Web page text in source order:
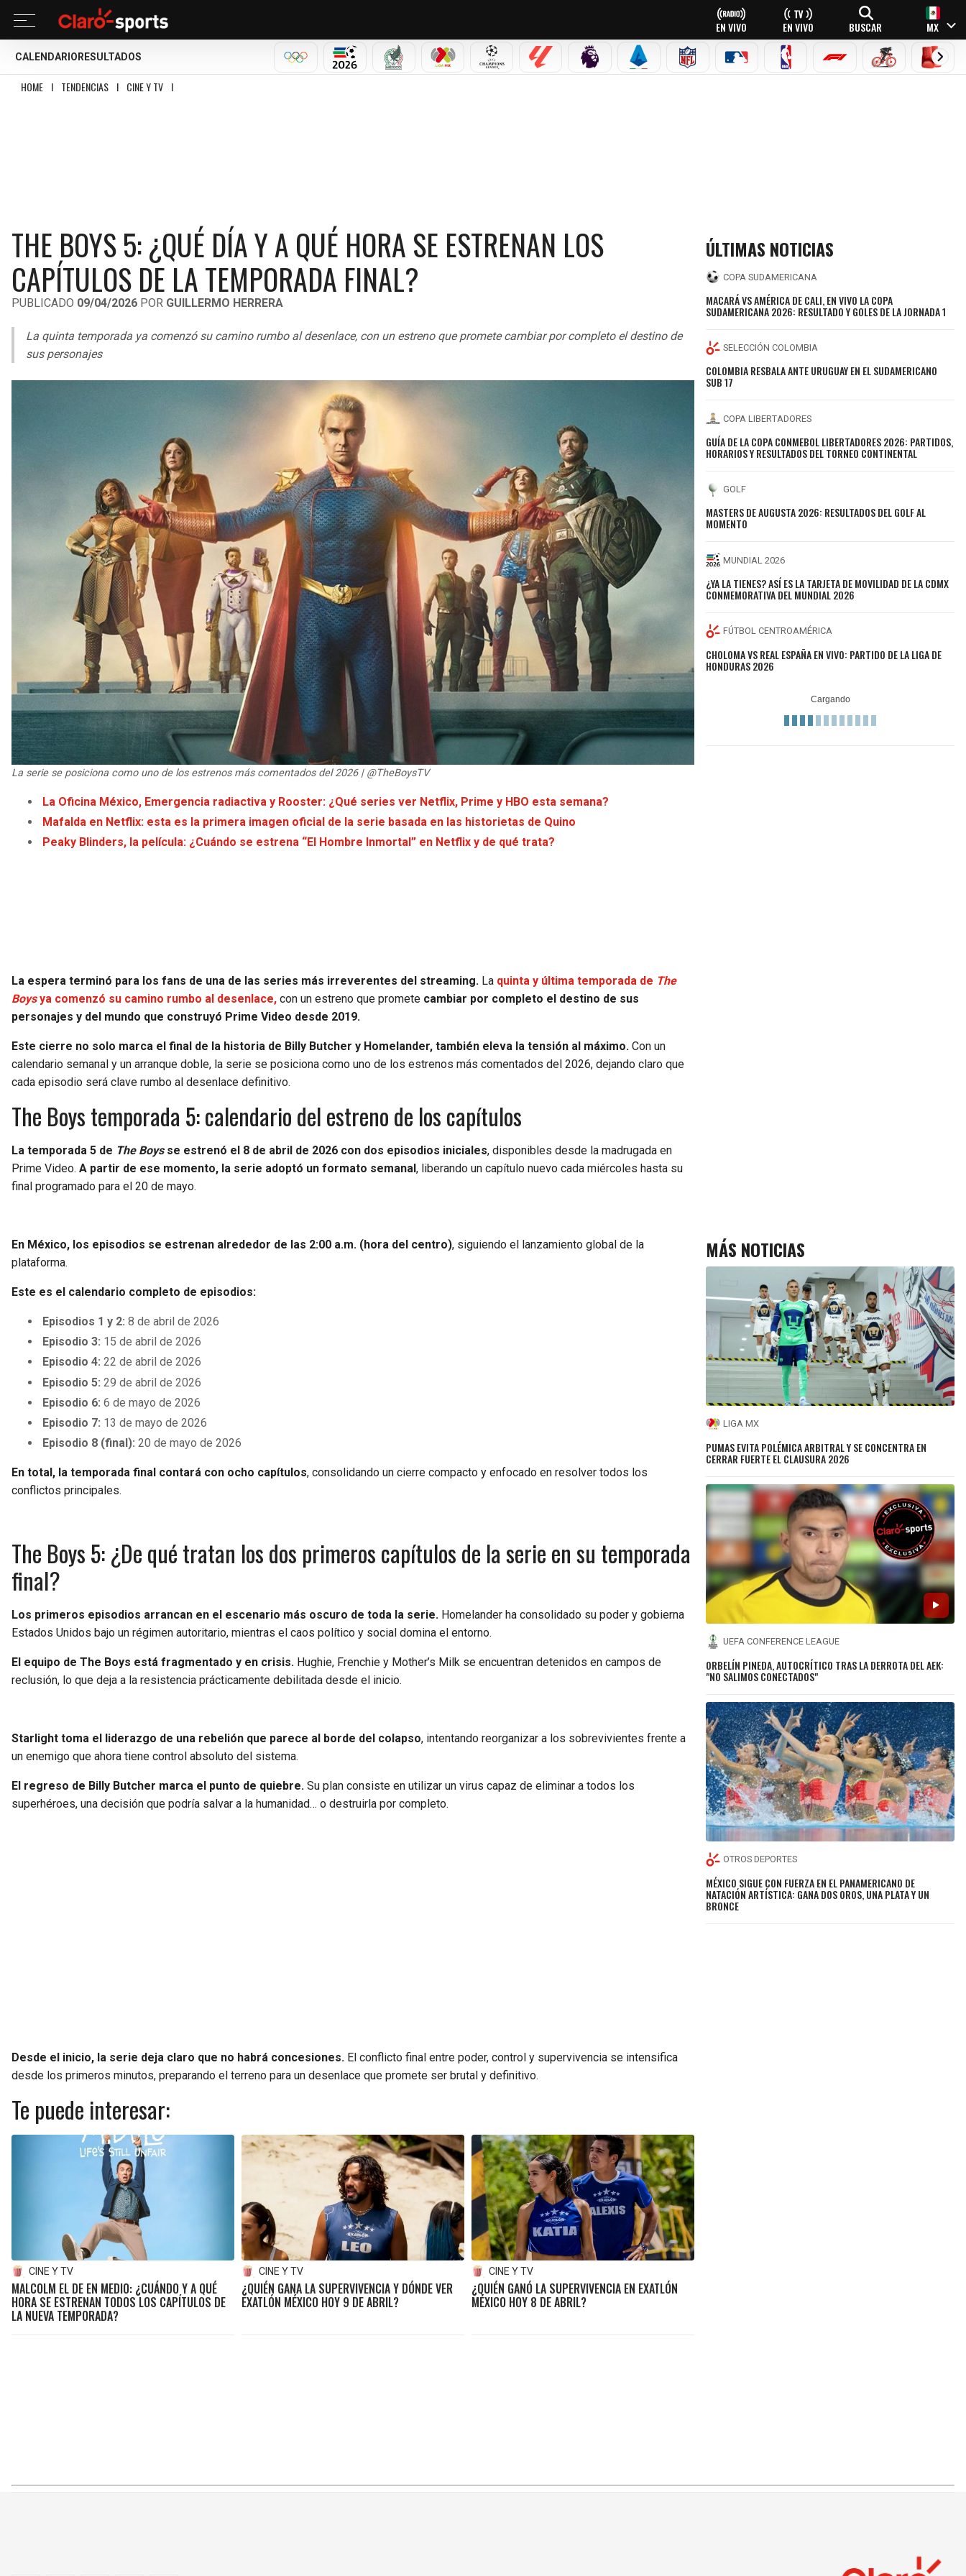
EN VIVO EN VIVO BUSCAR MX
CALENDARIO RESULTADOS
OLÍMPICOSMUNDIAL 2026SELECCIÓN MEXICANA
LIGA MX CHAMPIONS LEAGUE
LALIGA PREMIER LEAGUE
SERIE A NFL MLB NBA FÓRMULA 1CICLISMOBOXEO
HOME I TENDENCIAS I CINE Y TV I
THE BOYS 5: ¿QUÉ DÍA Y A QUÉ HORA SE ESTRENAN LOS
CAPÍTULOS DE LA TEMPORADA FINAL?
PUBLICADO 09/04/2026 POR GUILLERMO HERRERA
La quinta temporada ya comenzó su camino rumbo al desenlace, con un estreno que promete cambiar por completo el destino de
sus personajes
La serie se posiciona como uno de los estrenos más comentados del 2026 | @TheBoysTV
La Oficina México, Emergencia radiactiva y Rooster: ¿Qué series ver Netflix, Prime y HBO esta semana?
Mafalda en Netflix: esta es la primera imagen oficial de la serie basada en las historietas de Quino
Peaky Blinders, la película: ¿Cuándo se estrena “El Hombre Inmortal” en Netflix y de qué trata?
La espera terminó para los fans de una de las series más irreverentes del streaming. La quinta y última temporada de The
Boysya comenzó su camino rumbo al desenlace, con un estreno que promete cambiar por completo el destino de sus
personajes y del mundo que construyó Prime Video desde 2019.
Este cierre no solo marca el final de la historia de Billy Butcher y Homelander, también eleva la tensión al máximo. Con un
calendario semanal y un arranque doble, la serie se posiciona como uno de los estrenos más comentados del 2026, dejando claro que
cada episodio será clave rumbo al desenlace definitivo.
The Boys temporada 5: calendario del estreno de los capítulos
La temporada 5 de The Boysse estrenó el 8 de abril de 2026 con dos episodios iniciales, disponibles desde la madrugada en
Prime Video. A partir de ese momento, la serie adoptó un formato semanal, liberando un capítulo nuevo cada miércoles hasta su
final programado para el 20 de mayo.
En México, los episodios se estrenan alrededor de las 2:00 a.m. (hora del centro), siguiendo el lanzamiento global de la
plataforma.
Este es el calendario completo de episodios:
Episodios 1 y 2: 8 de abril de 2026
Episodio 3: 15 de abril de 2026
Episodio 4: 22 de abril de 2026
Episodio 5: 29 de abril de 2026
Episodio 6: 6 de mayo de 2026
Episodio 7: 13 de mayo de 2026
Episodio 8 (final): 20 de mayo de 2026
En total, la temporada final contará con ocho capítulos, consolidando un cierre compacto y enfocado en resolver todos los
conflictos principales.
The Boys 5: ¿De qué tratan los dos primeros capítulos de la serie en su temporada
final?
Los primeros episodios arrancan en el escenario más oscuro de toda la serie. Homelander ha consolidado su poder y gobierna
Estados Unidos bajo un régimen autoritario, mientras el caos político y social domina el entorno.
El equipo de The Boys está fragmentado y en crisis. Hughie, Frenchie y Mother’s Milk se encuentran detenidos en campos de
reclusión, lo que deja a la resistencia prácticamente debilitada desde el inicio.
Starlight toma el liderazgo de una rebelión que parece al borde del colapso, intentando reorganizar a los sobrevivientes frente a
un enemigo que ahora tiene control absoluto del sistema.
El regreso de Billy Butcher marca el punto de quiebre. Su plan consiste en utilizar un virus capaz de eliminar a todos los
superhéroes, una decisión que podría salvar a la humanidad… o destruirla por completo.
Desde el inicio, la serie deja claro que no habrá concesiones. El conflicto final entre poder, control y supervivencia se intensifica
desde los primeros minutos, preparando el terreno para un desenlace que promete ser brutal y definitivo.
Te puede interesar:
CINE Y TV
MALCOLM EL DE EN MEDIO: ¿CUÁNDO Y A QUÉ
HORA SE ESTRENAN TODOS LOS CAPÍTULOS DE
LA NUEVA TEMPORADA?
CINE Y TV
¿QUIÉN GANA LA SUPERVIVENCIA Y DÓNDE VER
EXATLÓN MÉXICO HOY 9 DE ABRIL?
CINE Y TV
¿QUIÉN GANÓ LA SUPERVIVENCIA EN EXATLÓN
MÉXICO HOY 8 DE ABRIL?
ÚLTIMAS NOTICIAS
COPA SUDAMERICANA
MACARÁ VS AMÉRICA DE CALI, EN VIVO LA COPA
SUDAMERICANA 2026: RESULTADO Y GOLES DE LA JORNADA 1
SELECCIÓN COLOMBIA
COLOMBIA RESBALA ANTE URUGUAY EN EL SUDAMERICANO
SUB 17
COPA LIBERTADORES
GUÍA DE LA COPA CONMEBOL LIBERTADORES 2026: PARTIDOS,
HORARIOS Y RESULTADOS DEL TORNEO CONTINENTAL
GOLF
MASTERS DE AUGUSTA 2026: RESULTADOS DEL GOLF AL
MOMENTO
MUNDIAL 2026
¿YA LA TIENES? ASÍ ES LA TARJETA DE MOVILIDAD DE LA CDMX
CONMEMORATIVA DEL MUNDIAL 2026
FÚTBOL CENTROAMÉRICA
CHOLOMA VS REAL ESPAÑA EN VIVO: PARTIDO DE LA LIGA DE
HONDURAS 2026
MÁS NOTICIAS
LIGA MX
PUMAS EVITA POLÉMICA ARBITRAL Y SE CONCENTRA EN
CERRAR FUERTE EL CLAUSURA 2026
UEFA CONFERENCE LEAGUE
ORBELÍN PINEDA, AUTOCRÍTICO TRAS LA DERROTA DEL AEK:
"NO SALIMOS CONECTADOS"
OTROS DEPORTES
MÉXICO SIGUE CON FUERZA EN EL PANAMERICANO DE
NATACIÓN ARTÍSTICA: GANA DOS OROS, UNA PLATA Y UN
BRONCE